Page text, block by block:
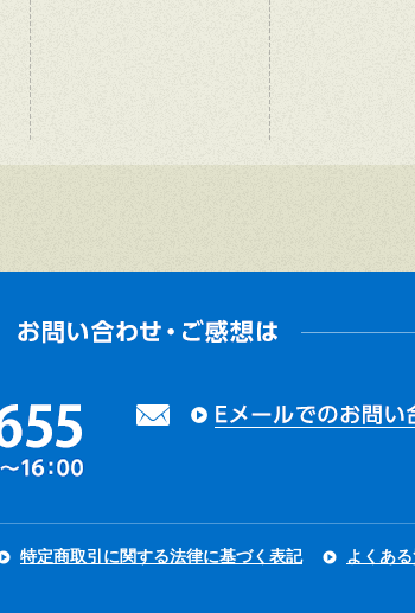
特定商取引に関する法律に基づく表記 よくあ